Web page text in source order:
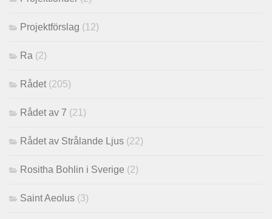
Projektförslag (12)
Ra (2)
Rådet(205)
Rådet av 7 (21)
Rådet av Strålande Ljus (22)
Rositha Bohlin i Sverige (2)
Saint Aeolus (3)